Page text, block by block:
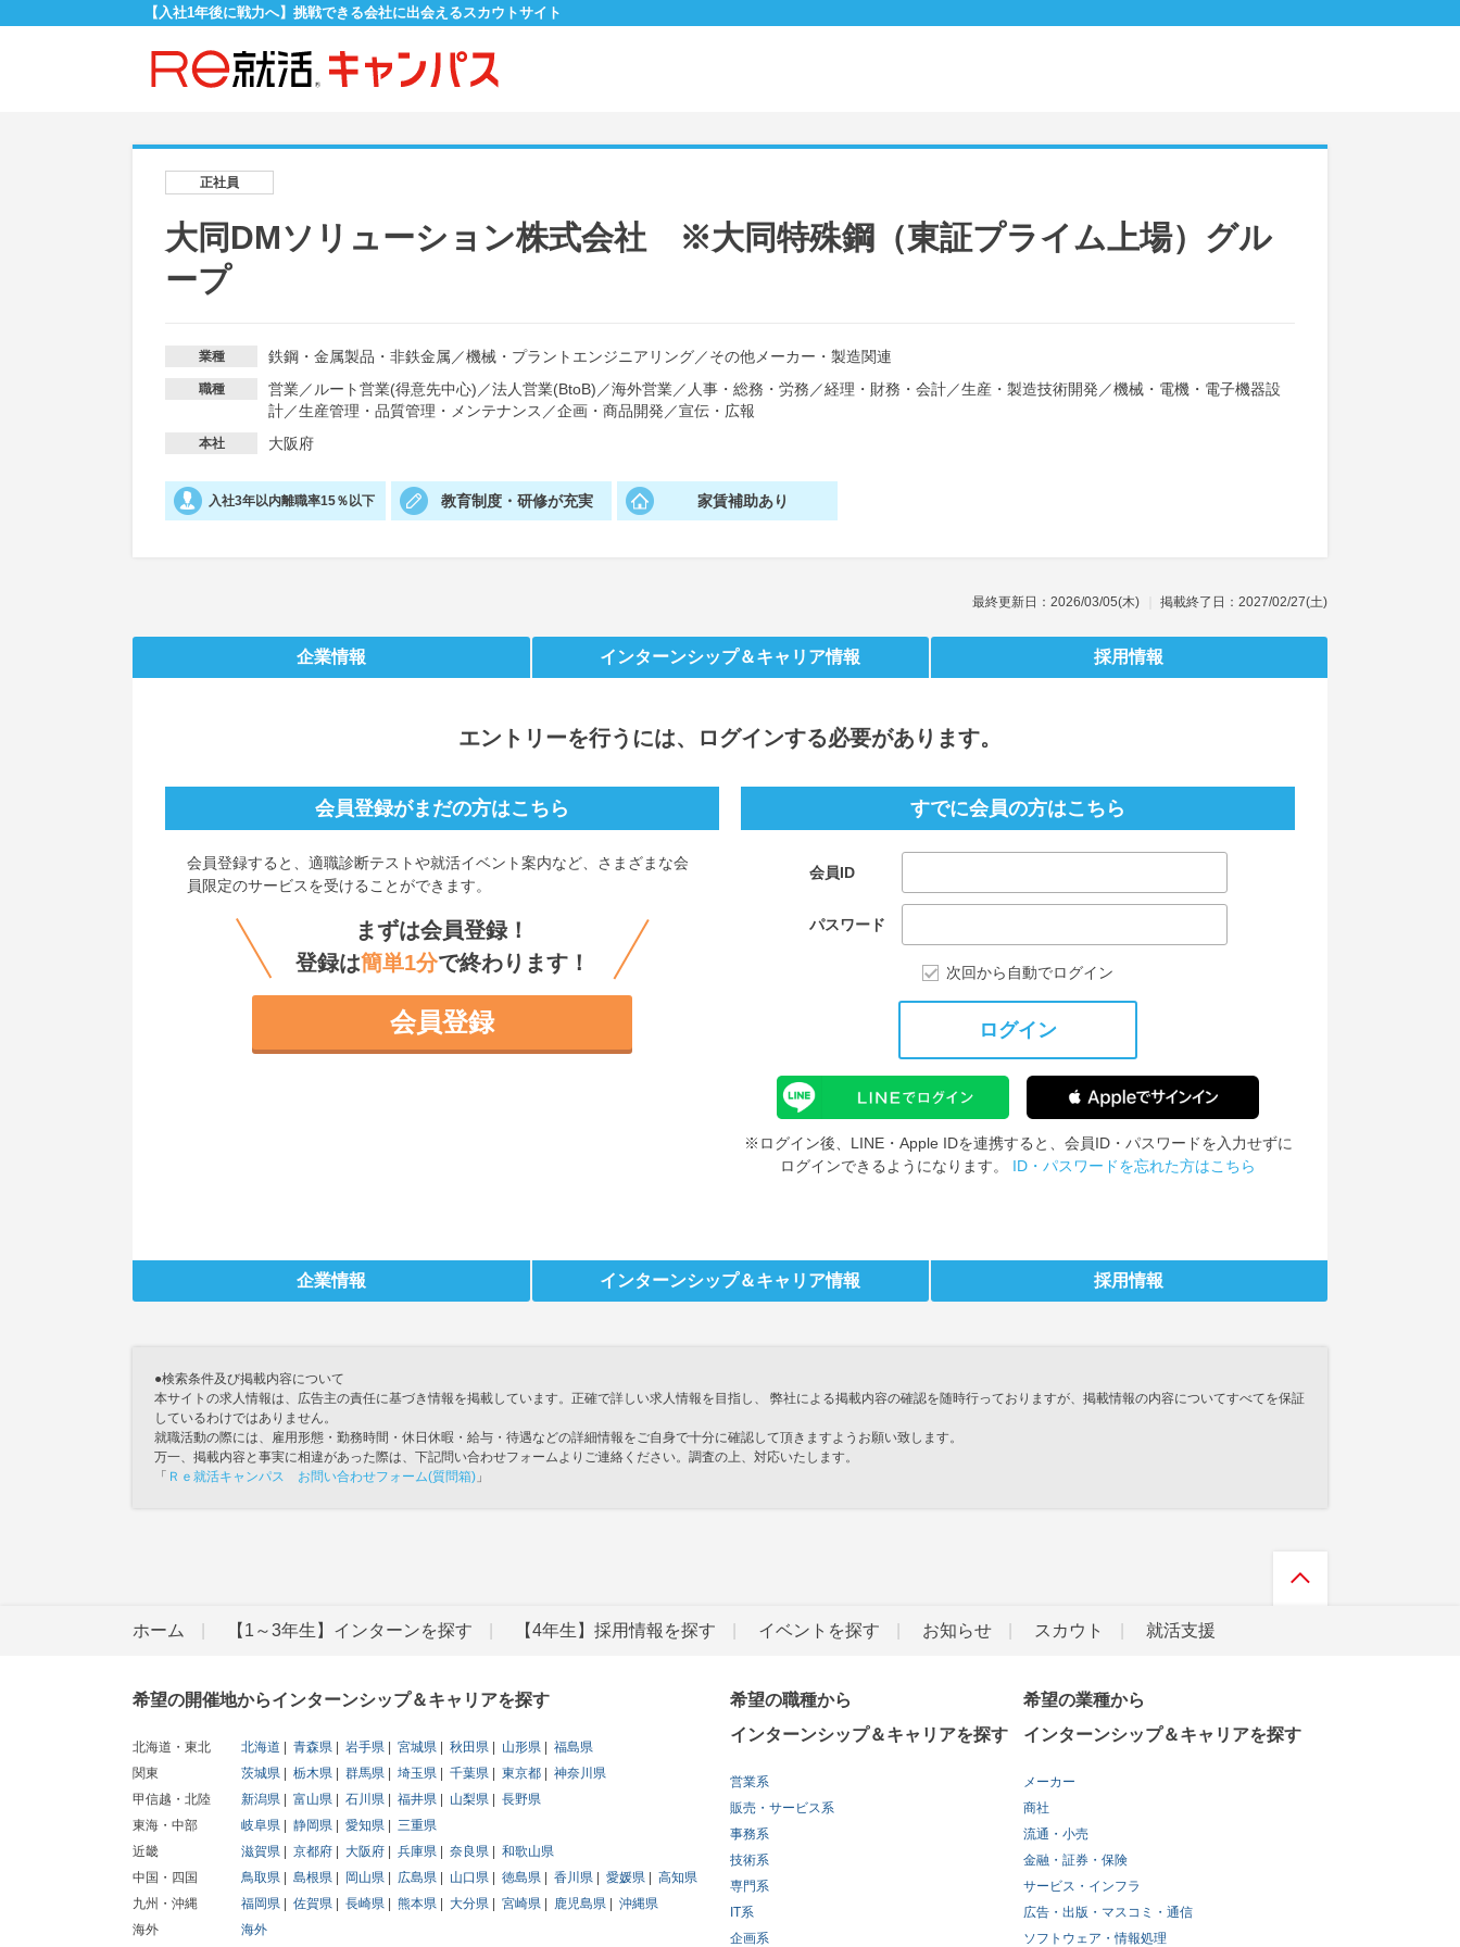
【入社1年後に戦力へ】挑戦できる会社に出会えるスカウトサイト
正社員
大同DMソリューション株式会社 ※大同特殊鋼（東証プライム上場）グル
ープ
業種 鉄鋼・金属製品・非鉄金属 ／機械・プラントエンジニアリング／その他メーカー・製造関連
職種 営業／ ルート営業(得意先中心) ／法人営業(BtoB) ／海外営業／ 人事・総務・労務 ／経理・財務・会計／生産・製造技術開発 ／機械・電機・電子機器設
計／生産管理・品質管理・メンテナンス ／企画・商品開発 ／宣伝・広報
本社 大阪府
入社3年以内離職率15％以下 教育制度・研修が充実 家賃補助あり
最終更新日：2026/03/05(木) 掲載終了日：2027/02/27(土)
企業情報 インターンシップ＆キャリア情報 採用情報
エントリーを行うには、ログインする必要があります。
すでに会員の方はこちら
会員ID
パスワード
次回から自動でログイン
ログイン
※ログイン後、LINE・Apple IDを連携すると、会員ID・パスワードを入力せずに
ログインできるようになります。 ID・パスワードを忘れた方はこちら
会員登録がまだの方はこちら
会員登録すると、 適職診断テストや就活イベント案内など、さまざまな会
員限定のサービスを受けることができます。
まずは会員登録！
登録は簡単1分で終わります！
会員登録
企業情報 インターンシップ＆キャリア情報 採用情報
●検索条件及び掲載内容について
本サイトの求人情報は、広告主の責任に基づき情報を掲載しています。正確で詳しい求人情報を目指し、 弊社による掲載内容の確認を随時行っておりますが、掲載情報の内容についてすべてを保証
しているわけではありません。
就職活動の際には、雇用形態・勤務時間・休日休暇・給与・待遇などの詳細情報をご自身で十分に確認して頂きますようお願い致します。
万一、掲載内容と事実に相違があった際は、下記問い合わせフォームよりご連絡ください。調査の上、対応いたします。
「 Ｒｅ就活キャンパス お問い合わせフォーム(質問箱) 」
ホーム 【1～3年生】インターンを探す 【4年生】採用情報を探す イベントを探す お知らせ スカウト 就活支援
希望の開催地からインターンシップ＆キャリアを探す
北海道・東北 北海道 青森県 岩手県 宮城県 秋田県 山形県
福島県
関東
茨城県 栃木県 群馬県 埼玉県 千葉県 東京都
神奈川県
甲信越・北陸
新潟県 富山県 石川県 福井県 山梨県
長野県
東海・中部
岐阜県 静岡県 愛知県
三重県
近畿
滋賀県 京都府 大阪府 兵庫県 奈良県
和歌山県
中国・四国
鳥取県 島根県 岡山県 広島県 山口県 徳島県 香川県 愛媛県
高知県
九州・沖縄
福岡県 佐賀県 長崎県 熊本県 大分県 宮崎県 鹿児島県
沖縄県
海外
海外
希望の職種から
インターンシップ＆キャリアを探す
営業系
販売・サービス系
事務系
技術系
専門系
IT系
企画系
希望の業種から
インターンシップ＆キャリアを探す
メーカー
商社
流通・小売
金融・証券・保険
サービス・インフラ
広告・出版・マスコミ・通信
ソフトウェア・情報処理